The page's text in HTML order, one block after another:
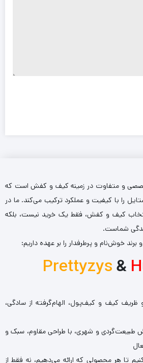
و متفاوت در زمینه کیف و کفش است که
را با کیفیت و عملکرد ترکیب می‌کند. ما در
انتخاب کیف و کفش، فقط یک خرید نیست، بلکه
شماست.
برند خوش‌نام و پرطرفدار را بر عهده داریم:
Prettyzys&
ظریف کیف و کیف‌پول، الهام‌گرفته از سادگی،
و شهری، با طراحی مقاوم، سبک و
تا هر محصولی که ارائه می‌دهیم، نه فقط از